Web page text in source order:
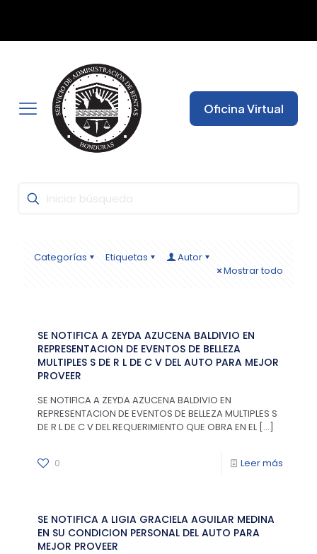
desde cualquier lugar.
Categorías Etiquetas
Autor
Mostrar todo
SE NOTIFICA A ZEYDA AZUCENA BALDIVIO EN
REPRESENTACION DE EVENTOS DE BELLEZA
MULTIPLES S DE R L DE C V DEL AUTO PARA MEJOR
PROVEER
SE NOTIFICA A ZEYDA AZUCENA BALDIVIO EN
REPRESENTACION DE EVENTOS DE BELLEZA MULTIPLES S
DE R L DE C V DEL REQUERIMIENTO QUE OBRA EN EL[…]
0 Leer más
SE NOTIFICA A LIGIA GRACIELA AGUILAR MEDINA
EN SU CONDICION PERSONAL DEL AUTO PARA
MEJOR PROVEER